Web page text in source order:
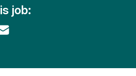
job: